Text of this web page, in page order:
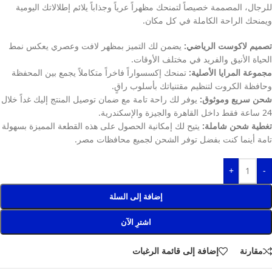
للرجال، المصممة خصيصاً لتمنحك مظهراً عرياً وجذاباً يلائم إطلالاتك اليومية
ويمنحك الراحة الكاملة في كل مكان.
تصميم لاكوست الرياضي: يضمن لك التميز بمظهر لافت وعصري يعكس نمط
الحياة الأنيق والفريد في مختلف الأوقات.
مجموعة المرايا الأصلية: تمنحك إكسسواراً فاخراً متكاملاً يجمع بين المحفظة
وحافظة الكروت لتنظيم مقتنياتك بأسلوب راقٍ.
شحن سريع وموثوق: يوفر لك راحة تامة مع ضمان توصيل المنتج إليك غداً خلال
24 ساعة فقط داخل القاهرة والجيزة والإسكندرية.
تغطية شحن شاملة: يتيح لك إمكانية الحصول على هذه القطعة المميزة بسهولة
تامة أينما كنت بفضل توفر الشحن لجميع محافظات مصر.
-
+
إضافة إلى السلة
اشترِ الآن
مقارنة إضافة إلى قائمة الرغبات